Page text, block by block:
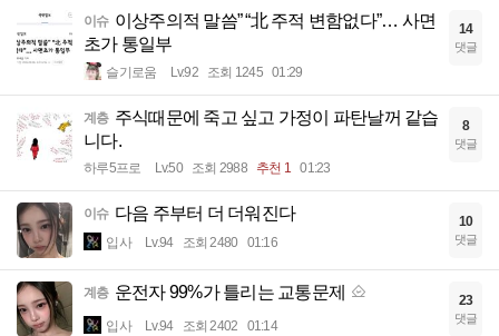
이슈 이상주의적 말씀” “北 주적 변함없다”… 사면
초가 통일부
슬기로움 Lv.92 조회 1245 01:29
14
댓글
계층 주식때문에 죽고 싶고 가정이 파탄날꺼 같습
니다.
하루5프로 Lv.50 조회 2988 추천 1 01:23
8
댓글
이슈 다음 주부터 더 더워진다
입사 Lv.94 조회 2480 01:16
10
댓글
계층 운전자 99%가 틀리는 교통문제
입사 Lv.94 조회 2402 01:14
23
댓글